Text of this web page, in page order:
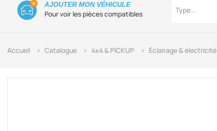
Pour voir les pièces compatibles
AJOUTER MON VÉHICULE
Type...
Accueil Catalogue 4x4 & PICKUP Éclairage & électricité